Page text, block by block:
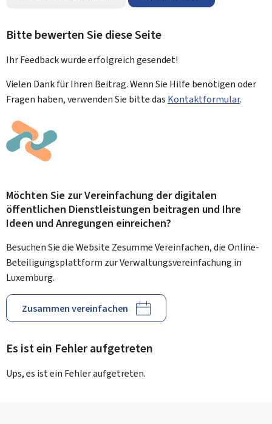
Bitte bewerten Sie diese Seite
Ihr Feedback wurdeerfolgreichgesendet!
Vielen Dank für Ihren Beitrag. Wenn Sie Hilfe benötigen oder
Fragen haben, verwenden Sie bitte das Kontaktformular.
Möchten Sie zur Vereinfachung der digitalen
öffentlichen Dienstleistungen beitragen und Ihre
Ideen und Anregungen einreichen?
Besuchen Sie die Website Zesumme Vereinfachen, die Online-
Beteiligungsplattform zur Verwaltungsvereinfachung in
Luxemburg.
Zusammen vereinfachen
Es ist ein Fehler aufgetreten
Ups, es ist ein Fehler aufgetreten.